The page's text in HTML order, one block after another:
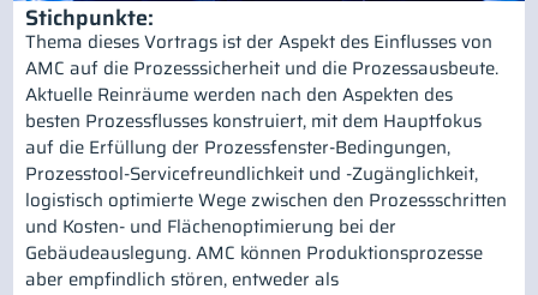
Stichpunkte:
Thema dieses Vortrags ist der Aspekt des Einflusses von
AMC auf die Prozesssicherheit und die Prozessausbeute.
Aktuelle Reinräume werden nach den Aspekten des
besten Prozessflusses konstruiert, mit dem Hauptfokus
auf die Erfüllung der Prozessfenster-Bedingungen,
Prozesstool-Servicefreundlichkeit und -Zugänglichkeit,
logistisch optimierte Wege zwischen den Prozessschritten
und Kosten- und Flächenoptimierung bei der
Gebäudeauslegung. AMC können Produktionsprozesse
aber empfindlich stören, entweder als